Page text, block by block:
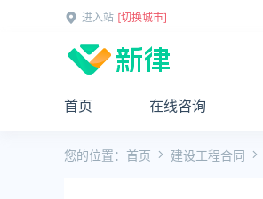
进入站 [切换城市]
首页 在线咨询
您的位置： 首页 建设工程合同